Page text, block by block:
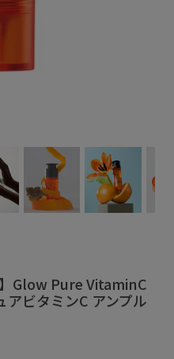
Glow Pure VitaminC
ビタミンC アンプル